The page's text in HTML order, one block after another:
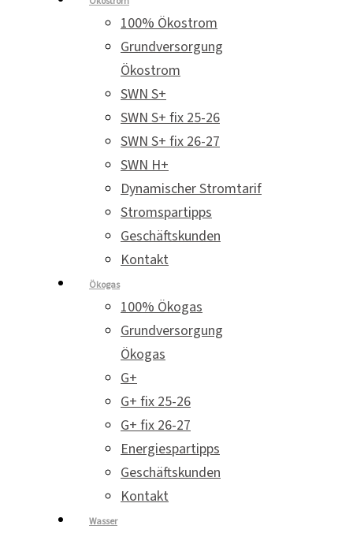
100% Ökostrom
Grundversorgung
Ökostrom
SWN S+
SWN S+ fix 25-26
SWN S+ fix 26-27
SWN H+
Dynamischer Stromtarif
Stromspartipps
Geschäftskunden
Kontakt
Ökogas
100% Ökogas
Grundversorgung
Ökogas
G+
G+ fix 25-26
G+ fix 26-27
Energiespartipps
Geschäftskunden
Kontakt
Wasser